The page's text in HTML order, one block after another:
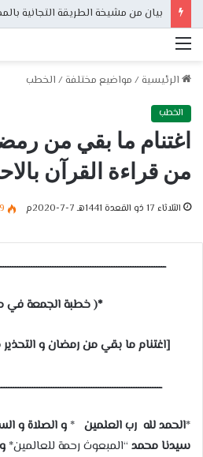
بيان من مشيخة الطريقة التجانية
الرئيسية / مواضيع مختلفة / الخطب
الخطب
اغتنام ما بقي من
من قراءة القرآن
الثلاثاء 17 ذو القعدة 1441هـ 7-7-2020م
*( خطبة الجمعة
[اغتنام ما بقي من رمضان و التحذير
*الحمد لله رب العلمين * و الصلاة و
سيدنا محمد “المبعوث رحمة للعالمين*